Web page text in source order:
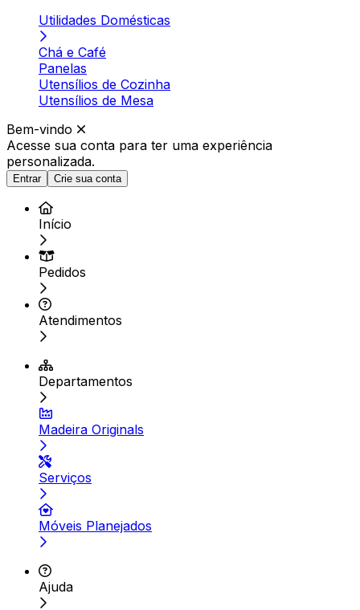
Utilidades Domésticas
Chá e Café
Panelas
Utensílios de Cozinha
Utensílios de Mesa
Bem-vindo
Acesse sua conta para ter uma experiência
personalizada.
Entrar Crie sua conta
Início
Pedidos
Atendimentos
Departamentos
Madeira Originals
Serviços
Móveis Planejados
Ajuda